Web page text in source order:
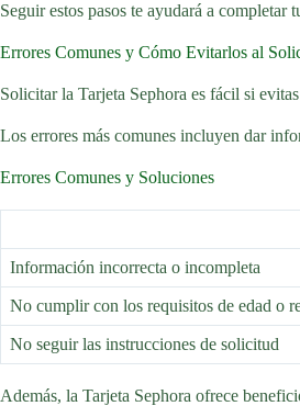
Seguir estos pasos te ayudará a
Errores Comunes y Cómo Evitarlos al
Solicitar la Tarjeta Sephora es fácil si
Los errores más comunes incluyen dar
Errores Comunes y Soluciones
Información incorrecta o incompleta
No cumplir con los requisitos de edad o
No seguir las instrucciones de solicitud
Además, la Tarjeta Sephora ofrece